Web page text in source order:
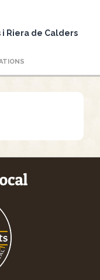
i Riera de Calders